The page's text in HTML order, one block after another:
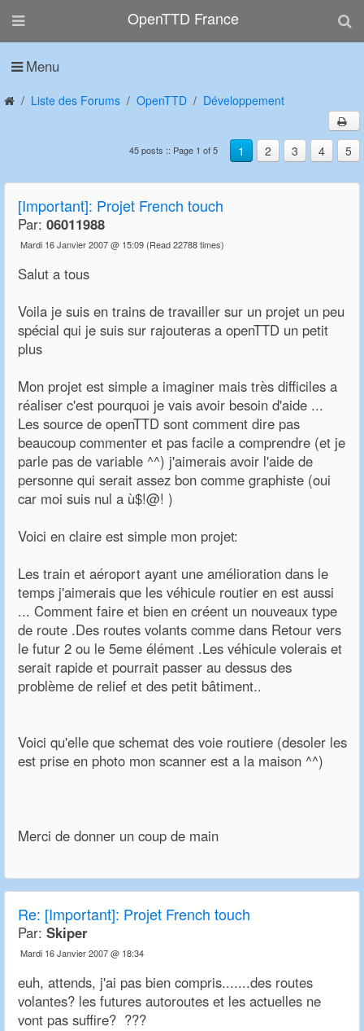
OpenTTD France
Menu
Liste des Forums OpenTTD Développement
1 2 3 4 5
45 posts :: Page 1 of 5
[Important]: Projet French touch
Par: 06011988
Mardi 16 Janvier 2007 @ 15:09 (Read 22788 times)
Salut a tous
Voila je suis en trains de travailler sur un projet un peu
spécial qui je suis sur rajouteras a openTTD un petit
plus
Mon projet est simple a imaginer mais très difficiles a
réaliser c'est pourquoi je vais avoir besoin d'aide ...
Les source de openTTD sont comment dire pas
beaucoup commenter et pas facile a comprendre (et je
parle pas de variable ^^) j'aimerais avoir l'aide de
personne qui serait assez bon comme graphiste (oui
car moi suis nul a ù$!@! )
Voici en claire est simple mon projet:
Les train et aéroport ayant une amélioration dans le
temps j'aimerais que les véhicule routier en est aussi
... Comment faire et bien en créent un nouveaux type
de route .Des routes volants comme dans Retour vers
le futur 2 ou le 5eme élément .Les véhicule volerais et
serait rapide et pourrait passer au dessus des
problème de relief et des petit bâtiment..
Voici qu'elle que schemat des voie routiere (desoler les
est prise en photo mon scanner est a la maison ^^)
Merci de donner un coup de main
Re: [Important]: Projet French touch
Par: Skiper
Mardi 16 Janvier 2007 @ 18:34
euh, attends, j'ai pas bien compris.......des routes
volantes? les futures autoroutes et les actuelles ne
vont pas suffire? ???